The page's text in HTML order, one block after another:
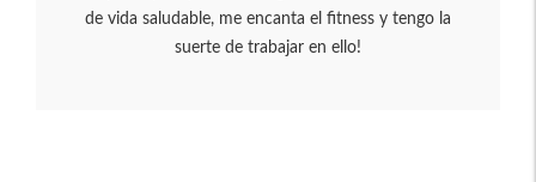
de vida saludable, me encanta el fitness y tengo la
suerte de trabajar en ello!